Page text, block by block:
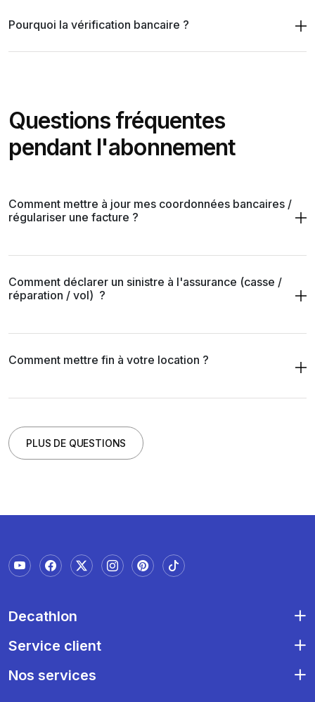
Pourquoi la vérification bancaire ?
Questions fréquentes
pendant l'abonnement
Comment mettre à jour mes coordonnées bancaires /
régulariser une facture ?
Comment déclarer un sinistre à l'assurance (casse /
réparation / vol) ?
Comment mettre fin à votre location ?
PLUS DE QUESTIONS
Decathlon
Service client
Nos services